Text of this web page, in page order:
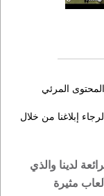
المرئي
إبلاغنا من خلال
لدينا والذي
مثيرة